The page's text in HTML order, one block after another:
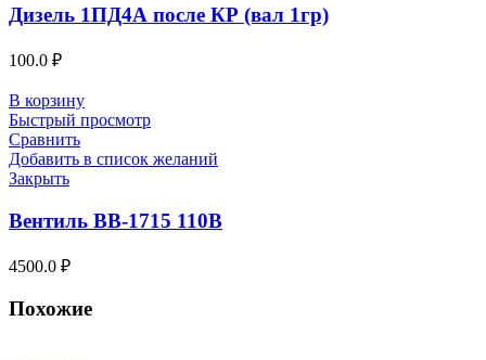
Дизель 1ПД4А после КР (вал 1гр)
100.0 ₽
В корзину
Быстрый просмотр
Сравнить
Добавить в список желаний
Закрыть
Вентиль ВВ-1715 110В
4500.0 ₽
Похожие